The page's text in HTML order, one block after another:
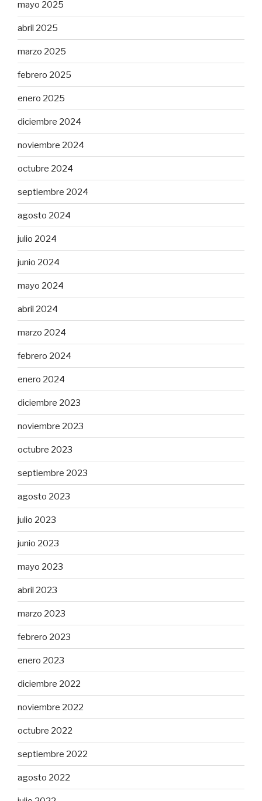
mayo 2025
abril 2025
marzo 2025
febrero 2025
enero 2025
diciembre 2024
noviembre 2024
octubre 2024
septiembre 2024
agosto 2024
julio 2024
junio 2024
mayo 2024
abril 2024
marzo 2024
febrero 2024
enero 2024
diciembre 2023
noviembre 2023
octubre 2023
septiembre 2023
agosto 2023
julio 2023
junio 2023
mayo 2023
abril 2023
marzo 2023
febrero 2023
enero 2023
diciembre 2022
noviembre 2022
octubre 2022
septiembre 2022
agosto 2022